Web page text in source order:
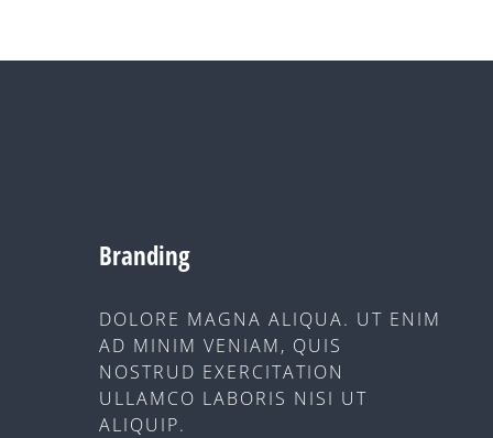
Branding
DOLORE MAGNA ALIQUA. UT ENIM
AD MINIM VENIAM, QUIS
NOSTRUD EXERCITATION
ULLAMCO LABORIS NISI UT
ALIQUIP.